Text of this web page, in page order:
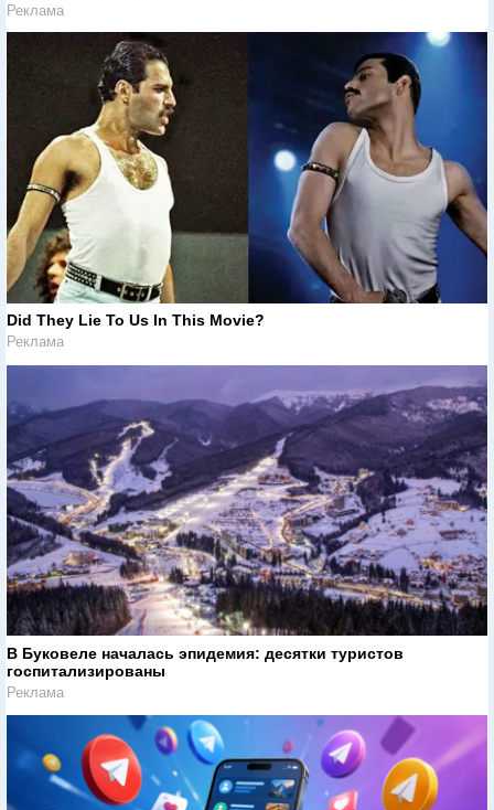
Реклама
Did They Lie To Us In This Movie?
Реклама
В Буковеле началась эпидемия: десятки туристов
госпитализированы
Реклама